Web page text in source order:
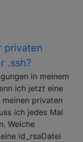
privaten
.ssh?
in meinem
ich jetzt eine
privaten
ich jedes Mal
Welche
id_rsaDatei